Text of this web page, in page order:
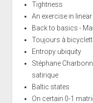
Tightness
An exercise in
Back to basics -
Toujours à
Entropy ubiquity
Stéphane
satirique
Baltic states
On certain 0-1